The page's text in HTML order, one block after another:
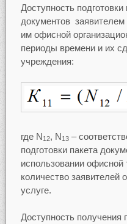
Доступность
документов заявителем
им офисной
периоды времени и их
учреждения:
где N12, N13–
подготовки пакета
использовании
количество заявителей
услуге.
Доступность получения